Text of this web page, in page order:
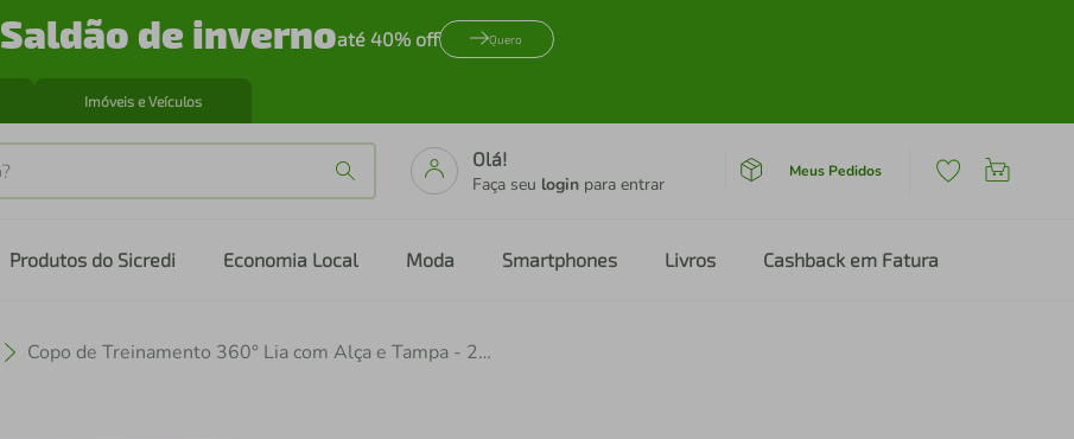
Saldão de invernoaté 40% off Quero
Imóveis e Veículos
Olá!
Faça seu login para entrar
Meus Pedidos
Produtos do Sicredi Economia Local Moda Smartphones Livros Cashback em Fatura
Copo de Treinamento 360° Lia com Alça e Tampa - 200ml Petit Piá